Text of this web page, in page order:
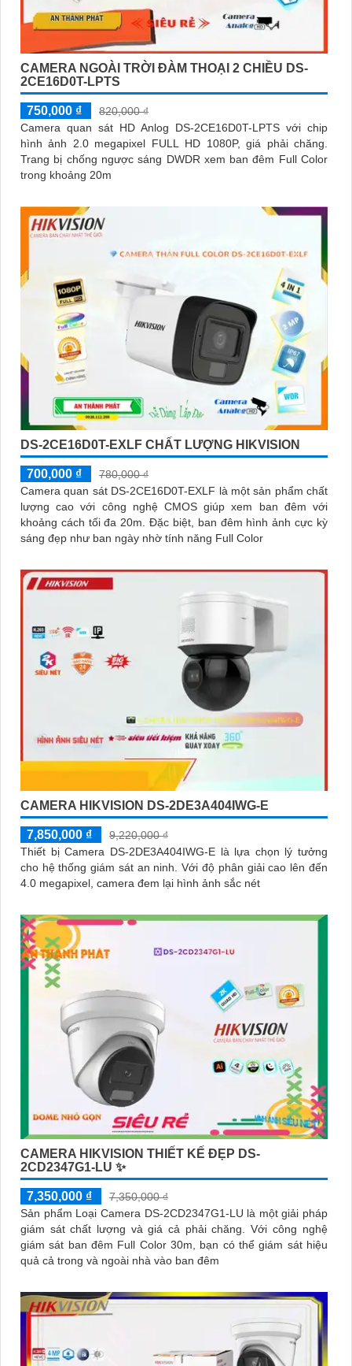
CAMERA NGOÀI TRỜI ĐÀM THOẠI 2 CHIỀU DS-
2CE16D0T-LPTS
750,000 ₫
820,000 ₫
Camera quan sát HD Anlog DS-2CE16D0T-LPTS với chip
hình ảnh 2.0 megapixel FULL HD 1080P, giá phải chăng.
Trang bị chống ngược sáng DWDR xem ban đêm Full Color
trong khoảng 20m
DS-2CE16D0T-EXLF CHẤT LƯỢNG HIKVISION
700,000 ₫
780,000 ₫
Camera quan sát DS-2CE16D0T-EXLF là một sản phẩm chất
lượng cao với công nghệ CMOS giúp xem ban đêm với
khoảng cách tối đa 20m. Đặc biệt, ban đêm hình ảnh cực kỳ
sáng đẹp như ban ngày nhờ tính năng Full Color
CAMERA HIKVISION DS-2DE3A404IWG-E
7,850,000 ₫
9,220,000 ₫
Thiết bị Camera DS-2DE3A404IWG-E là lựa chọn lý tưởng
cho hệ thống giám sát an ninh. Với độ phân giải cao lên đến
4.0 megapixel, camera đem lại hình ảnh sắc nét
CAMERA HIKVISION THIẾT KẾ ĐẸP DS-
2CD2347G1-LU ✨
7,350,000 ₫
7,350,000 ₫
Sản phẩm Loại Camera DS-2CD2347G1-LU là một giải pháp
giám sát chất lượng và giá cả phải chăng. Với công nghệ
giám sát ban đêm Full Color 30m, bạn có thể giám sát hiệu
quả cả trong và ngoài nhà vào ban đêm